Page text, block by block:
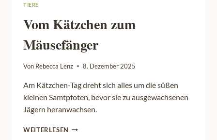
TIERE
Vom Kätzchen zum
Mäusefänger
Von Rebecca Lenz 8. Dezember 2025
Am Kätzchen-Tag dreht sich alles um die süßen
kleinen Samtpfoten, bevor sie zu ausgewachsenen
Jägern heranwachsen.
WEITERLESEN VOM